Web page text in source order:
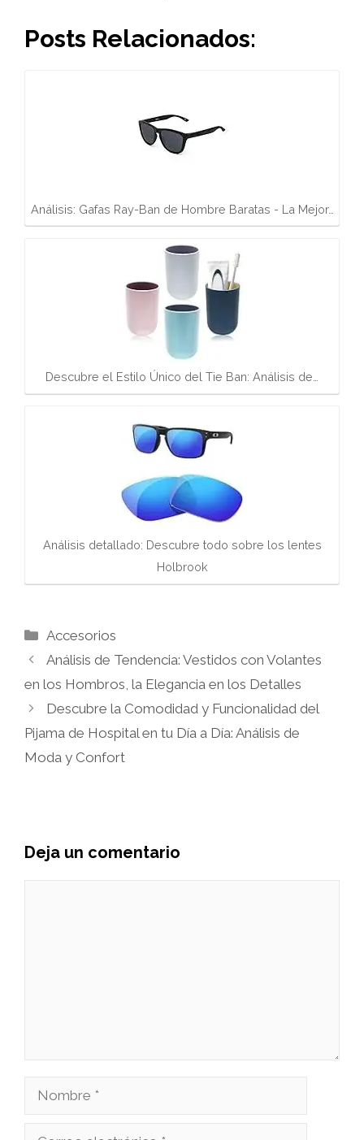
Posts Relacionados:
Análisis: Gafas Ray-Ban de Hombre Baratas - La Mejor…
Descubre el Estilo Único del Tie Ban: Análisis de…
Análisis detallado: Descubre todo sobre los lentes
Holbrook
Categorías
Accesorios
Análisis de Tendencia: Vestidos con Volantes
en los Hombros, la Elegancia en los Detalles
Descubre la Comodidad y Funcionalidad del
Pijama de Hospital en tu Día a Día: Análisis de
Moda y Confort
Deja un comentario
Nombre
Correo